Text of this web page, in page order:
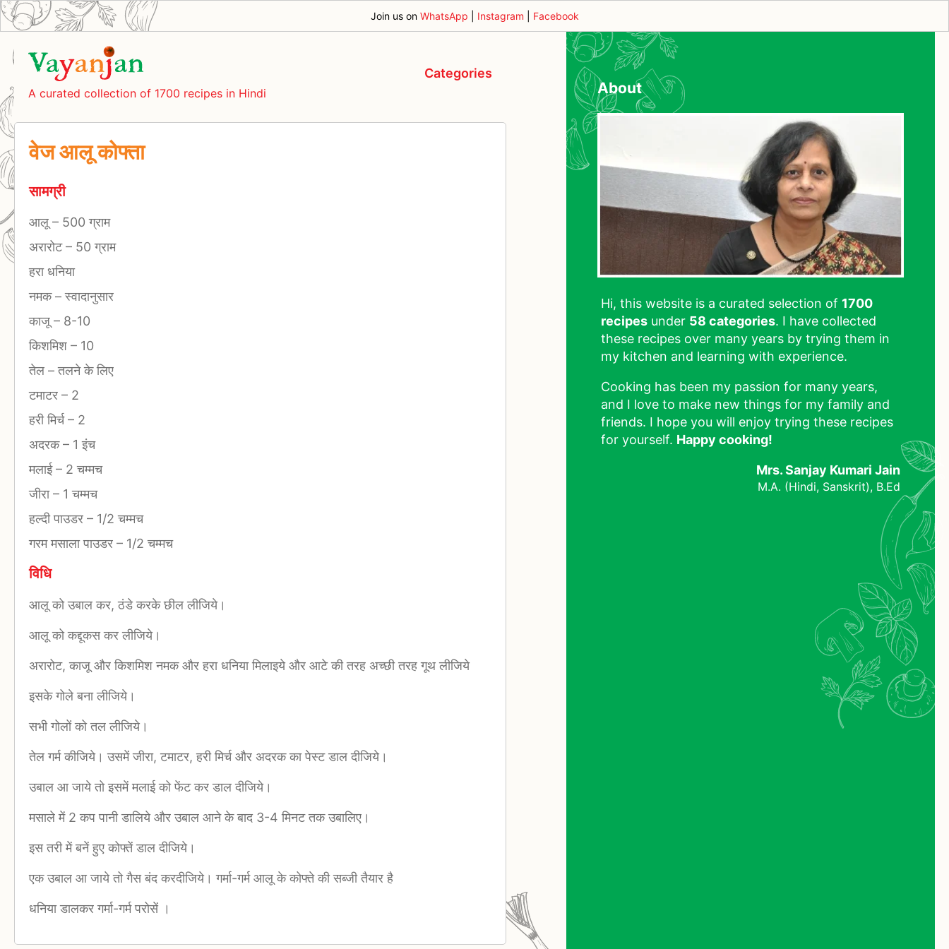
Join us on WhatsApp Instagram Facebook
A curated collection of 1700 recipes in Hindi
Categories
वेज आलू कोफ्ता
सामग्री
आलू – 500 ग्राम
अरारोट– 50 ग्राम
हरा धनिया
नमक–स्वादानुसार
काजू – 8-10
किशमिश – 10
तेल –तलने के लिए
टमाटर – 2
हरी मिर्च– 2
अदरक– 1 इंच
मलाई– 2 चम्मच
जीरा– 1 चम्मच
हल्दी पाउडर – 1/2 चम्मच
गरम मसाला पाउडर – 1/2 चम्मच
विधि
आलू को उबाल कर, ठंडे करके छील लीजिये।
आलू को कद्दूकस कर लीजिये।
अरारोट, काजू और किशमिश नमक और हरा धनिया मिलाइये और आटे की तरह अच्छी तरह गूथ लीजिये
इसके गोले बना लीजिये।
सभी गोलों को तल लीजिये।
तेल गर्म कीजिये। उसमें जीरा, टमाटर, हरी मिर्च और अदरक का पेस्ट डाल दीजिये।
उबाल आ जाये तो इसमें मलाई को फेंट कर डाल दीजिये।
मसाले में 2 कप पानी डालिये और उबाल आने के बाद 3-4 मिनट तक उबालिए।
इस तरी में बनें हुए कोफ्तें डाल दीजिये।
एक उबाल आ जाये तो गैस बंद करदीजिये। गर्मा-गर्म आलू के कोफ्ते की सब्जी तैयार है
धनिया डालकर गर्मा-गर्म परोसें ।
About
Hi, this website is a curated selection of 1700
recipes under 58 categories. I have collected
these recipes over many years by trying them in
my kitchen and learning with experience.
Cooking has been my passion for many years,
and I love to make new things for my family and
friends. I hope you will enjoy trying these recipes
for yourself. Happy cooking!
Mrs. Sanjay Kumari Jain
M.A. (Hindi, Sanskrit), B.Ed